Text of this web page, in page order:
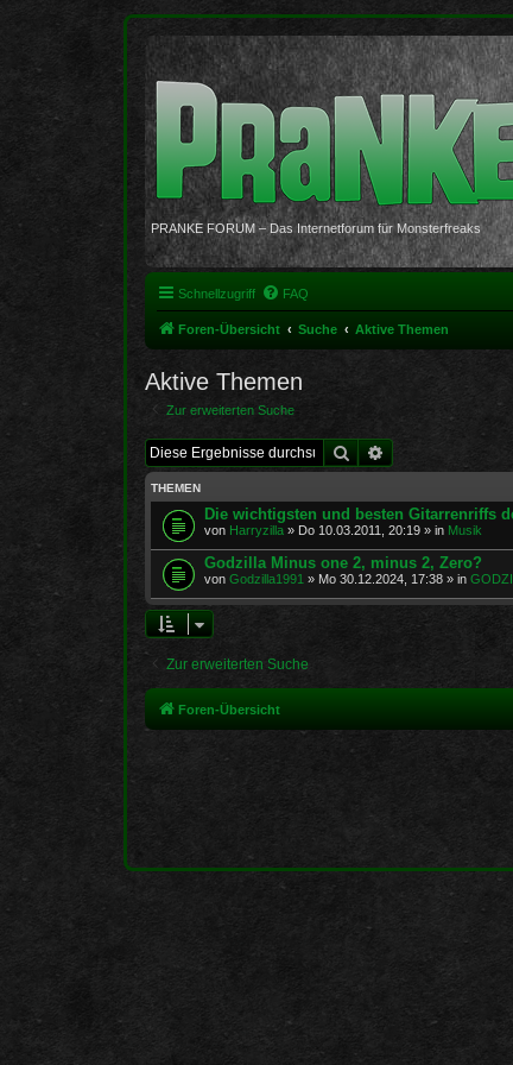
PRANKE FORUM – Das Internetforum für Monsterfreaks
Schnellzugriff FAQ
Foren-Übersicht Suche Aktive Themen
Aktive Themen
Zur erweiterten Suche
Suche
THEMEN
Die wichtigsten und besten Gitarrenriffs
von Harryzilla » Do 10.03.2011, 20:19 » in Musik
Godzilla Minus one 2, minus 2, Zero?
von Godzilla1991 » Mo 30.12.2024, 17:38 » in
Zur erweiterten Suche
Foren-Übersicht